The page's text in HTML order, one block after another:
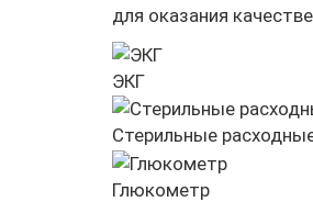
для оказания
ЭКГ
Стерильные
Глюкометр